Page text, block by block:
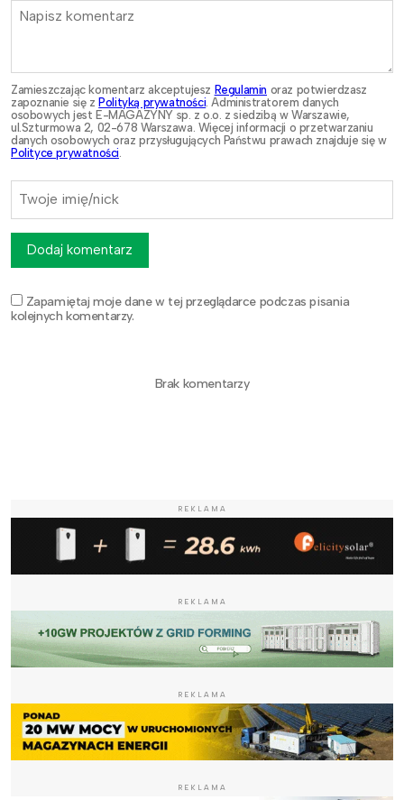
Zamieszczając komentarz akceptujesz Regulamin oraz potwierdzasz
zapoznanie się zPolityką prywatności . Administratorem danych
osobowych jest E-MAGAZYNY sp. z o.o. z siedzibą w Warszawie,
ul.Szturmowa 2, 02-678 Warszawa. Więcej informacji o przetwarzaniu
danych osobowych oraz przysługujących Państwu prawach znajduje się w
Polityce prywatności
Zapamiętaj moje dane w tej przeglądarce podczas pisania
kolejnych komentarzy.
Dodaj komentarz
Brak komentarzy
REKLAMA
REKLAMA
REKLAMA
REKLAMA